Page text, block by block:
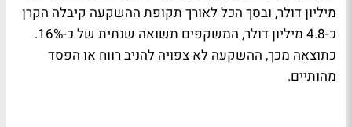
מיליון דולר, ובסך הכל לאורך תקופת ההשקעה קיבלה הקרן
כ-4.8 מיליון דולר, המשקפים תשואה שנתית של כ-16%.
כתוצאה מכך, ההשקעה לא צפויה להניב רווח או הפסד
מהותיים.